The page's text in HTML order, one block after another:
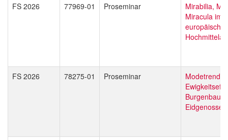
FS 2026 77969-01 Proseminar
Mirabilia,
Miracula im
FS 2026 78275-01 Proseminar
Modetrend
Burgenbau